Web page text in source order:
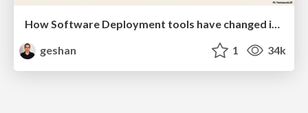
geshan
1 34k